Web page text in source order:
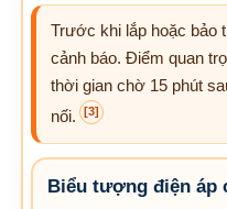
Trước khi lắp hoặc bảo
cảnh báo. Điểm quan
thời gian chờ 15 phút
nối.
[3]
Biểu tượng điện áp